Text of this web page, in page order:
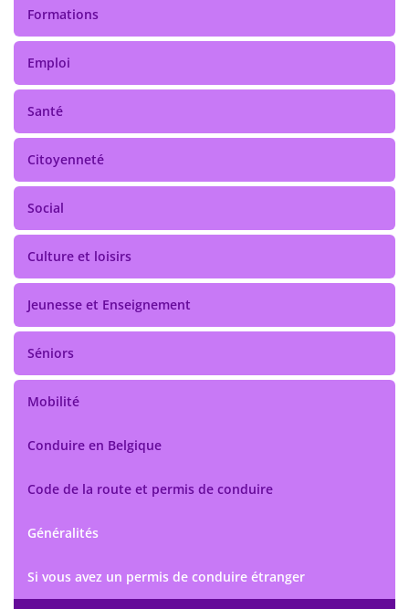
Formations
Emploi
Santé
Citoyenneté
Social
Culture et loisirs
Jeunesse et Enseignement
Séniors
Mobilité
Conduire en Belgique
Code de la route et permis de conduire
Généralités
Si vous avez un permis de conduire étranger